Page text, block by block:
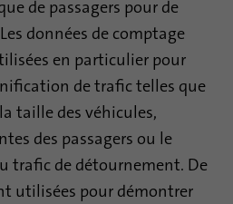
de passagers pour de
données de comptage
en particulier pour
de trafic telles que
taille des véhicules,
des passagers ou le
trafic de détournement. De
utilisées pour démontrer
déterminer si l'analyse Oribi
effectuée sur un domaine